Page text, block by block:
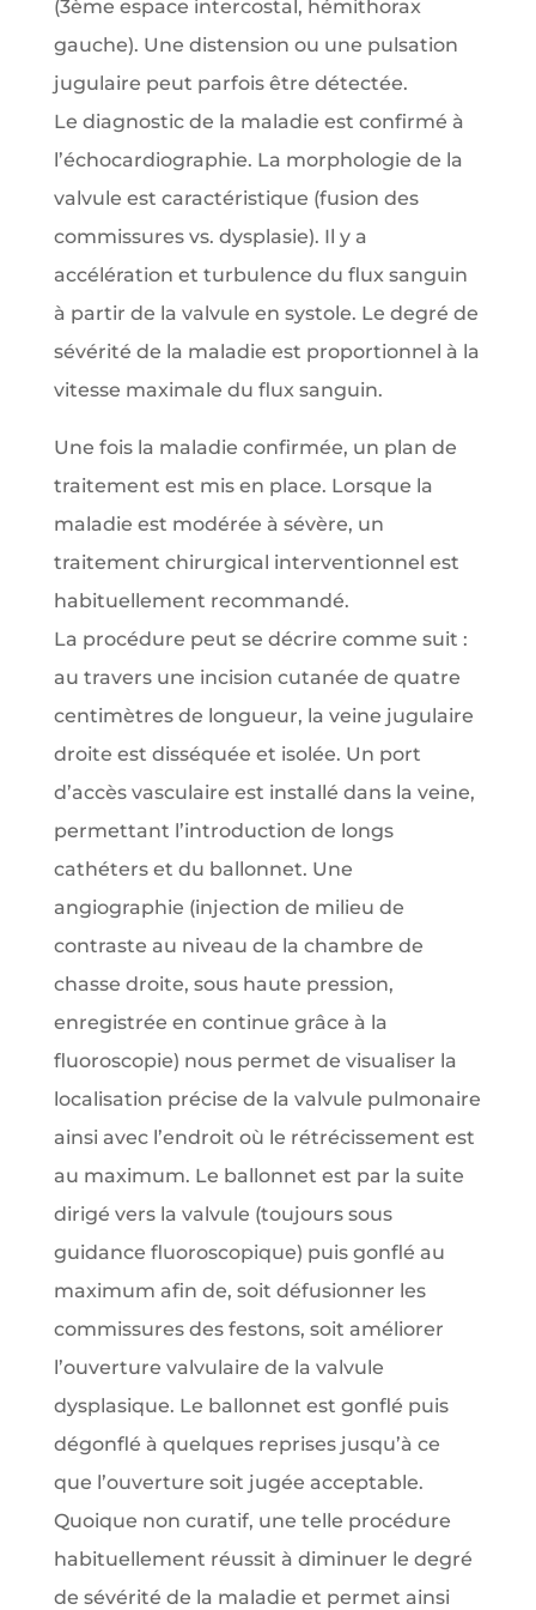
(3ème espace intercostal, hémithorax
gauche). Une distension ou une pulsation
jugulaire peut parfois être détectée.
Le diagnostic de la maladie est confirmé à
l’échocardiographie. La morphologie de la
valvule est caractéristique (fusion des
commissures vs. dysplasie). Il y a
accélération et turbulence du flux sanguin
à partir de la valvule en systole. Le degré de
sévérité de la maladie est proportionnel à la
vitesse maximale du flux sanguin.
Une fois la maladie confirmée, un plan de
traitement est mis en place. Lorsque la
maladie est modérée à sévère, un
traitement chirurgical interventionnel est
habituellement recommandé.
La procédure peut se décrire comme suit :
au travers une incision cutanée de quatre
centimètres de longueur, la veine jugulaire
droite est disséquée et isolée. Un port
d’accès vasculaire est installé dans la veine,
permettant l’introduction de longs
cathéters et du ballonnet. Une
angiographie (injection de milieu de
contraste au niveau de la chambre de
chasse droite, sous haute pression,
enregistrée en continue grâce à la
fluoroscopie) nous permet de visualiser la
localisation précise de la valvule pulmonaire
ainsi avec l’endroit où le rétrécissement est
au maximum. Le ballonnet est par la suite
dirigé vers la valvule (toujours sous
guidance fluoroscopique) puis gonflé au
maximum afin de, soit défusionner les
commissures des festons, soit améliorer
l’ouverture valvulaire de la valvule
dysplasique. Le ballonnet est gonflé puis
dégonflé à quelques reprises jusqu’à ce
que l’ouverture soit jugée acceptable.
Quoique non curatif, une telle procédure
habituellement réussit à diminuer le degré
de sévérité de la maladie et permet ainsi